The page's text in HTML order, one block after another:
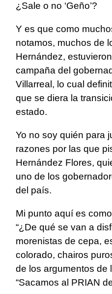
¿Sale o no ‘Geño’?
Y es que como
notamos, muchos de
Hernández,
campaña del
Villarreal, lo cual
que se diera la
estado.
Yo no soy quién para
razones por las que
Hernández Flores,
uno de los
del país.
Mi punto aquí es
“¿De qué se van a
morenistas de cepa,
colorado, chairos
de los argumentos de
“Sacamos al PRIAN